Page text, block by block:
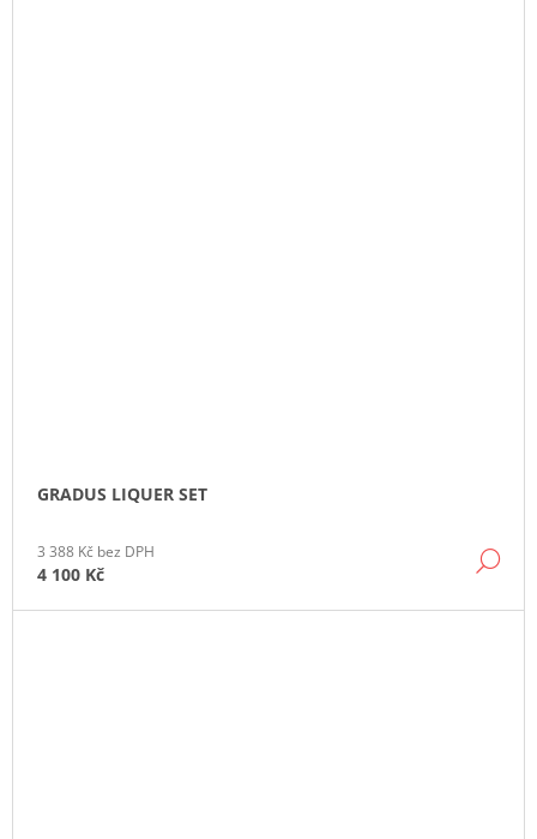
GRADUS LIQUER SET
3 388 Kč bez DPH
4 100 Kč